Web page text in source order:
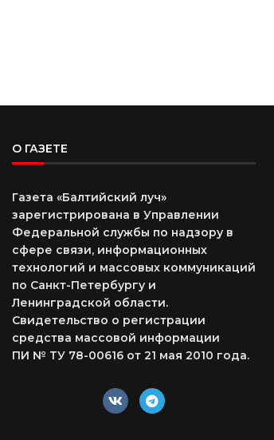
О ГАЗЕТЕ
Газета «Балтийский луч»
зарегистрирована в Управлении
Федеральной службы по надзору в
сфере связи, информационных
технологий и массовых коммуникаций
по Санкт-Петербургу и
Ленинградской области.
Свидетельство о регистрации
средства массовой информации
ПИ № ТУ 78-00616 от 21 мая 2010 года.